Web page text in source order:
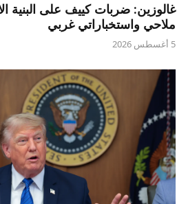
غالوزين: ضربات كييف على البنية
ملاحي واستخباراتي غربي
5 أغسطس 2026